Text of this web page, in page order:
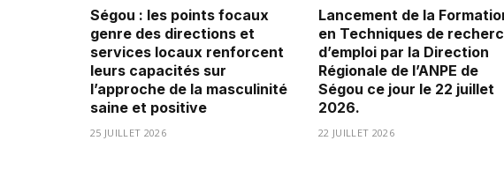
Ségou : les points focaux
genre des directions et
services locaux renforcent
leurs capacités sur
l’approche de la masculinité
saine et positive
25 JUILLET 2026
Lancement de la
en Techniques de
d’emploi par la Direction
Régionale de l’ANPE de
Ségou ce jour le 22 juillet
2026.
22 JUILLET 2026